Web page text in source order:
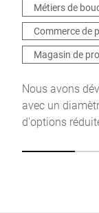
Je confirme par la
données pour
peuvent être
données*
Anti-
Métiers de
Commerce de
Magasin de
Nous avons
avec un
d'options